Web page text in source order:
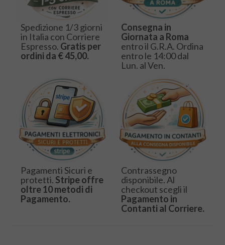
Spedizione 1/3 giorni
in Italia con Corriere
Espresso. Gratis per
ordini da € 45,00.
Consegna in
Giornata a Roma
entro il G.R.A. Ordina
entro le 14:00 dal
Lun. al Ven.
Pagamenti Sicuri e
protetti. Stripe offre
oltre 10 metodi di
Pagamento.
Contrassegno
disponibile. Al
checkout scegli il
Pagamento in
Contanti al Corriere.